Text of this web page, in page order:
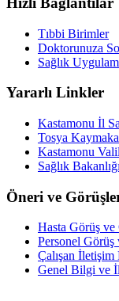
Tıbbi Birimler
Doktorunuza
Sağlık
Yararlı Linkler
Kastamonu İl
Tosya
Kastamonu
Sağlık Bakanlığı
Öneri ve
Hasta Görüş
Personel
Çalışan İletişim
Genel Bilgi ve